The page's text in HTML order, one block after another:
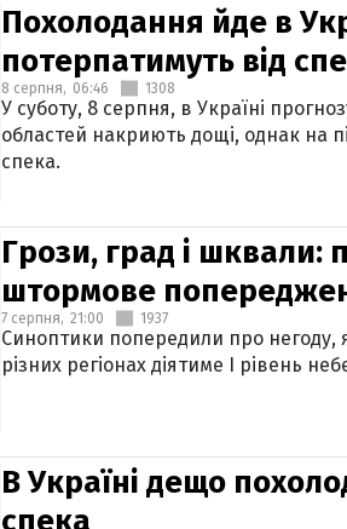
Похолодання йде в
потерпатимуть від
8 серпня, 06:46 1308
У суботу, 8 серпня, в Україні
областей накриють дощі, однак на
спека.
Грози, град і шквали:
штормове
7 серпня, 21:00 1937
Синоптики попередили про негоду,
різних регіонах діятиме І рівень
В Україні дещо
спека